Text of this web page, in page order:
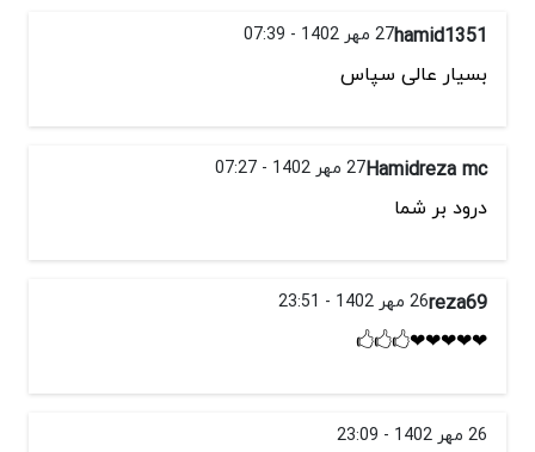
hamid135127 مهر 1402 - 07:39
بسیار عالی سپاس
Hamidreza mc27 مهر 1402 - 07:27
درود بر شما
reza6926 مهر 1402 - 23:51
❤❤❤❤❤🖒🖒🖒
26 مهر 1402 - 23:09